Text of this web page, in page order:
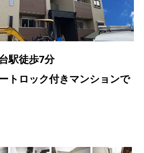
駅徒歩7分
トロック付きマンションで